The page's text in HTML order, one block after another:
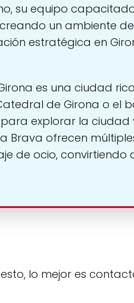
su equipo
un ambiente de
estratégica en
es una ciudad
de Girona o el
explorar la ciudad
Brava ofrecen
de ocio, convirtiendo
lo mejor es